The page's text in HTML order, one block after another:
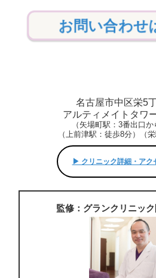
お問い合わせ
名古屋市中区栄5
アルティメイトタワ
（矢場町駅：3番出口か
（上前津駅：徒歩8分）（
▶︎ クリニック詳細・アク
監修：グランクリニッ